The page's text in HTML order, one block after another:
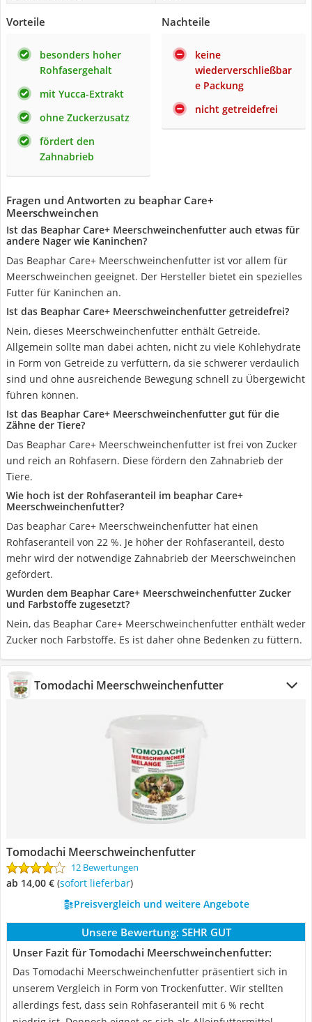
Vorteile
besonders hoher
Rohfasergehalt
mit Yucca-Extrakt
ohne Zuckerzusatz
fördert den
Zahnabrieb
Nachteile
keine
wiederverschließbar
e Packung
nicht getreidefrei
Fragen und Antworten zu beaphar Care+
Meerschweinchen
Ist das Beaphar Care+ Meerschweinchenfutter auch etwas für
andere Nager wie Kaninchen?
Das Beaphar Care+ Meerschweinchenfutter ist vor allem für
Meerschweinchen geeignet. Der Hersteller bietet ein spezielles
Futter für Kaninchen an.
Ist das Beaphar Care+ Meerschweinchenfutter getreidefrei?
Nein, dieses Meerschweinchenfutter enthält Getreide.
Allgemein sollte man dabei achten, nicht zu viele Kohlehydrate
in Form von Getreide zu verfüttern, da sie schwerer verdaulich
sind und ohne ausreichende Bewegung schnell zu Übergewicht
führen können.
Ist das Beaphar Care+ Meerschweinchenfutter gut für die
Zähne der Tiere?
Das Beaphar Care+ Meerschweinchenfutter ist frei von Zucker
und reich an Rohfasern. Diese fördern den Zahnabrieb der
Tiere.
Wie hoch ist der Rohfaseranteil im beaphar Care+
Meerschweinchenfutter?
Das beaphar Care+ Meerschweinchenfutter hat einen
Rohfaseranteil von 22 %. Je höher der Rohfaseranteil, desto
mehr wird der notwendige Zahnabrieb der Meerschweinchen
gefördert.
Wurden dem Beaphar Care+ Meerschweinchenfutter Zucker
und Farbstoffe zugesetzt?
Nein, das Beaphar Care+ Meerschweinchenfutter enthält weder
Zucker noch Farbstoffe. Es ist daher ohne Bedenken zu füttern.
Tomodachi Meerschweinchenfutter
Tomodachi Meerschweinchenfutter
12 Bewertungen
ab 14,00 € ( Sofort lieferbar)
Preisvergleich und weitere Angebote
Unsere Bewertung: SEHR GUT
Unser Fazit für Tomodachi Meerschweinchenfutter:
Das Tomodachi Meerschweinchenfutter präsentiert sich in
unserem Vergleich in Form von Trockenfutter. Wir stellten
allerdings fest, dass sein Rohfaseranteil mit 6 % recht